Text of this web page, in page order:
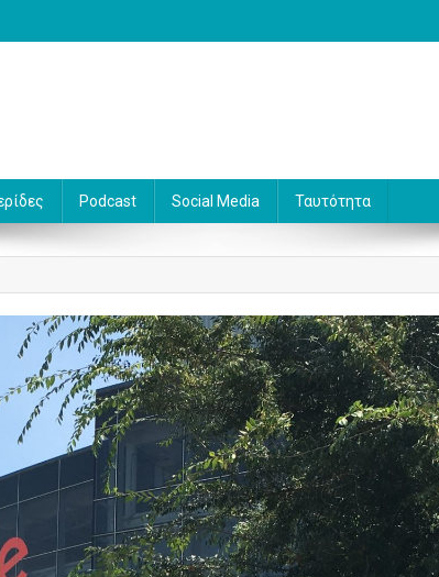
Podcast Social Media Ταυτότητα